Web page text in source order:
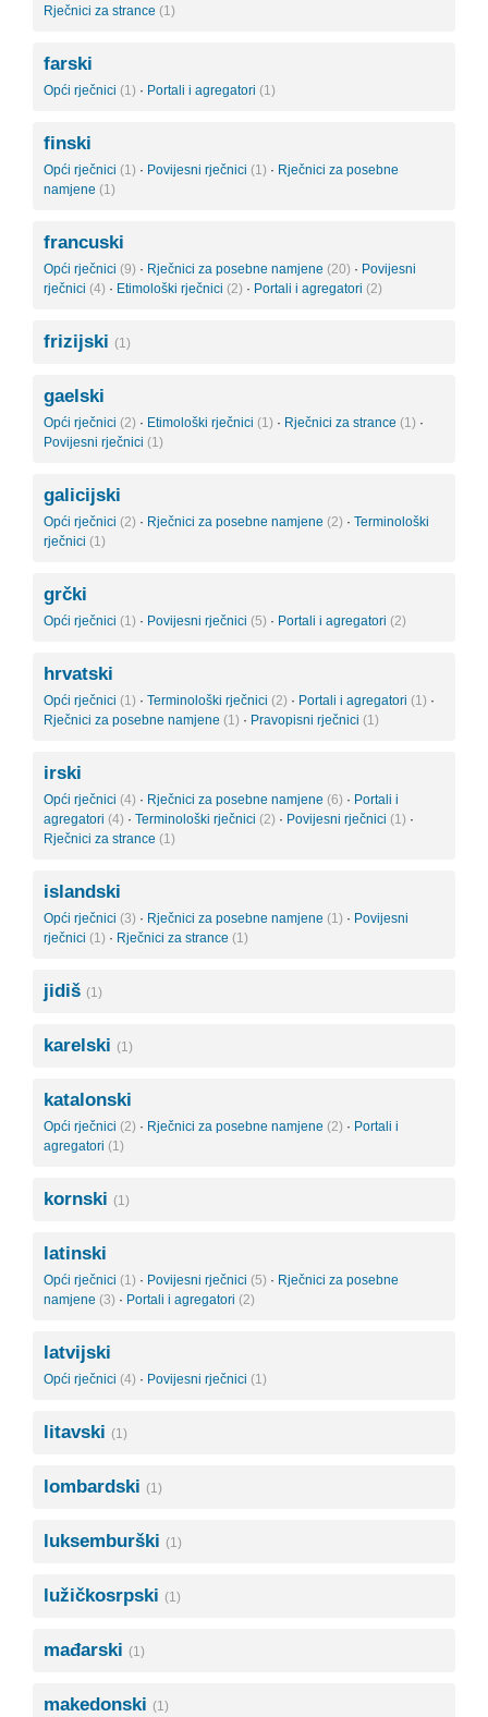
Rječnici za strance (1)
farski
Opći rječnici (1) · Portali i agregatori (1)
finski
Opći rječnici (1) · Povijesni rječnici (1) · Rječnici za posebne
namjene (1)
francuski
Opći rječnici (9) · Rječnici za posebne namjene (20) · Povijesni
rječnici (4) · Etimološki rječnici (2) · Portali i agregatori (2)
frizijski (1)
gaelski
Opći rječnici (2) · Etimološki rječnici (1) · Rječnici za strance (1) ·
Povijesni rječnici (1)
galicijski
Opći rječnici (2) · Rječnici za posebne namjene (2) · Terminološki
rječnici (1)
grčki
Opći rječnici (1) · Povijesni rječnici (5) · Portali i agregatori (2)
hrvatski
Opći rječnici (1) · Terminološki rječnici (2) · Portali i agregatori (1) ·
Rječnici za posebne namjene (1) · Pravopisni rječnici (1)
irski
Opći rječnici (4) · Rječnici za posebne namjene (6) · Portali i
agregatori (4) · Terminološki rječnici (2) · Povijesni rječnici (1) ·
Rječnici za strance (1)
islandski
Opći rječnici (3) · Rječnici za posebne namjene (1) · Povijesni
rječnici (1) · Rječnici za strance (1)
jidiš (1)
karelski (1)
katalonski
Opći rječnici (2) · Rječnici za posebne namjene (2) · Portali i
agregatori (1)
kornski (1)
latinski
Opći rječnici (1) · Povijesni rječnici (5) · Rječnici za posebne
namjene (3) · Portali i agregatori (2)
latvijski
Opći rječnici (4) · Povijesni rječnici (1)
litavski (1)
lombardski (1)
luksemburški (1)
lužičkosrpski (1)
mađarski (1)
makedonski (1)